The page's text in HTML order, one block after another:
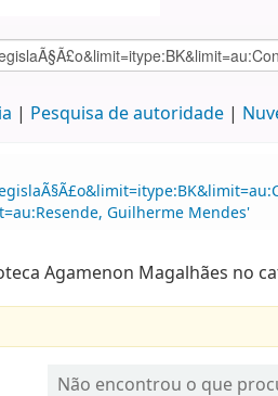
Pesquisa de autoridade
Guilherme Mendes'
Agamenon Magalhães no
Não encontrou o que